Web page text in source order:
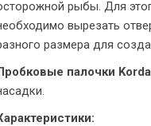
рыбы. Для
вырезать
размера для
палочки